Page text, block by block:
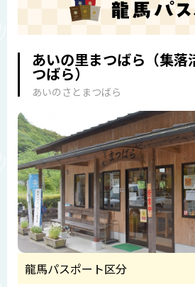
あいの里まつばら（集落
つばら）
あいのさとまつばら
龍馬パスポート区分